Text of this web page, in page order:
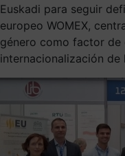
Euskadi para seguir
europeo WOMEX,
género como factor
internacionalización de